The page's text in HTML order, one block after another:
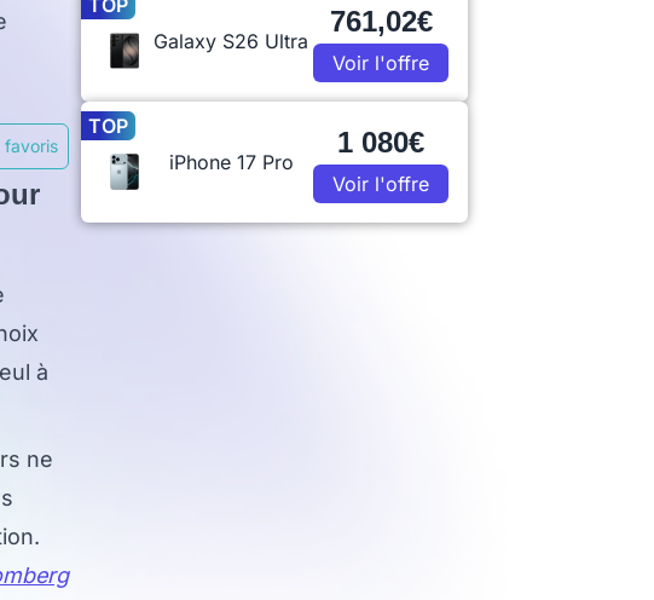
favoris
à
ne
TOP
Galaxy S26 Ultra
761,02€
Voir l'offre
TOP
iPhone 17 Pro
1 080€
Voir l'offre